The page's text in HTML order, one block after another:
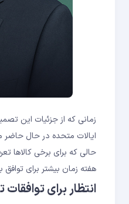
هفته زمان بیشتر برای توافق
انتظار برای